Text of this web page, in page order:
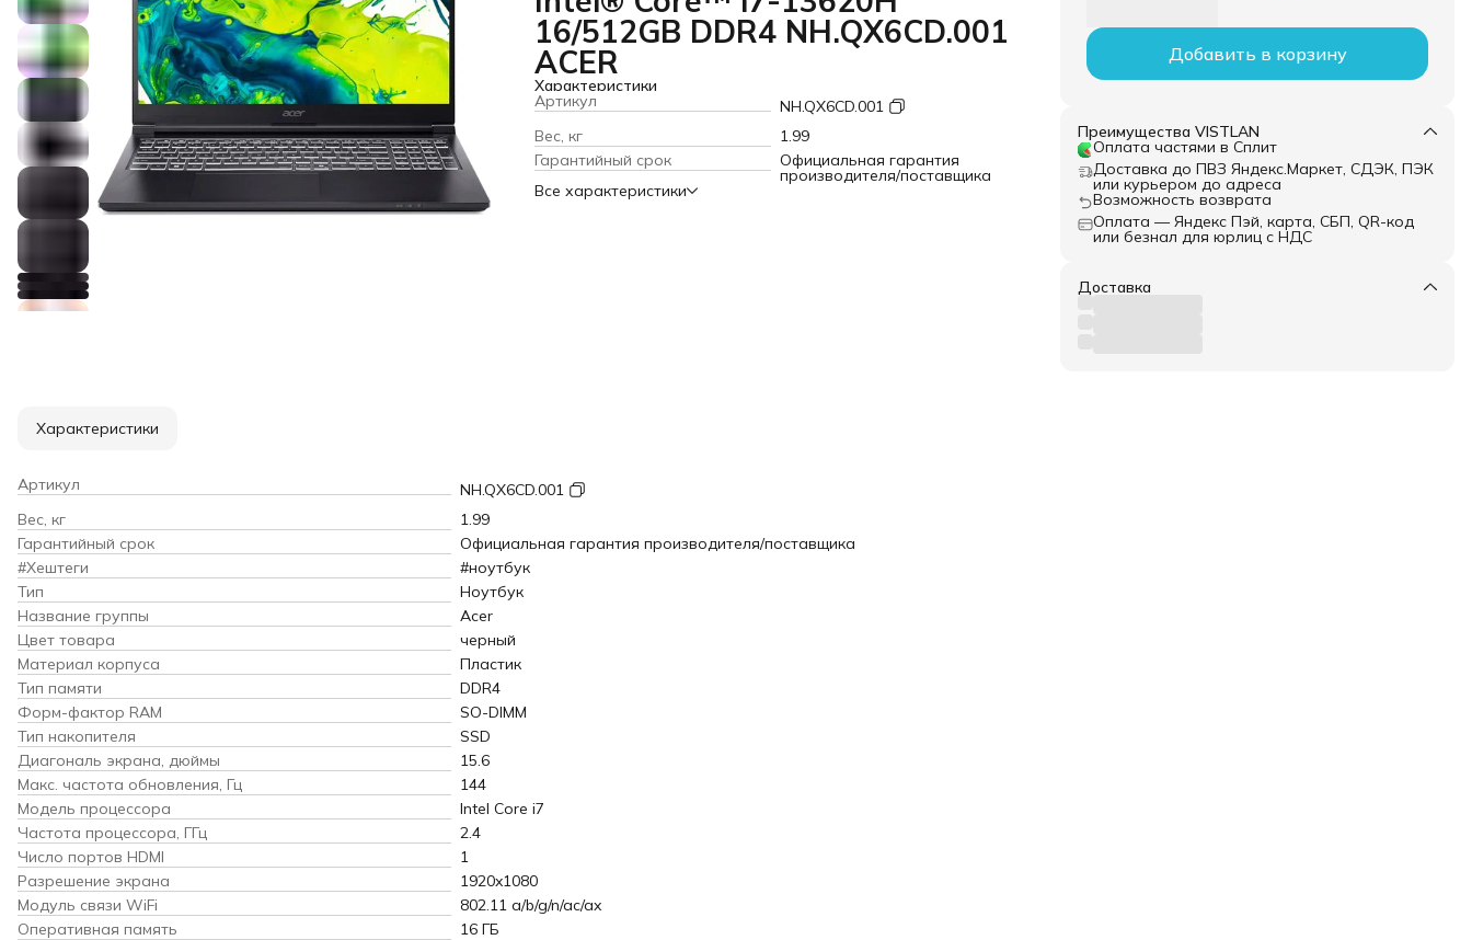
16/512GB DDR4 NH.QX6CD.001
ACER
Характеристики
Артикул
NH.QX6CD.001
Вес, кг
1.99
Гарантийный срок
Официальная гарантия
производителя/поставщика
Все характеристики
Добавить в корзину
Преимущества VISTLAN
Оплата частями в Сплит
Доставка до ПВЗ Яндекс.Маркет, СДЭК, ПЭК
или курьером до адреса
Возможность возврата
Оплата — Яндекс Пэй, карта, СБП, QR-код
или безнал для юрлиц с НДС
Доставка
Характеристики
Артикул
NH.QX6CD.001
Вес, кг
1.99
Гарантийный срок
Официальная гарантия производителя/поставщика
#Хештеги
#ноутбук
Тип
Ноутбук
Название группы
Acer
Цвет товара
черный
Материал корпуса
Пластик
Тип памяти
DDR4
Форм-фактор RAM
SO-DIMM
Тип накопителя
SSD
Диагональ экрана, дюймы
15.6
Макс. частота обновления, Гц
144
Модель процессора
Intel Core i7
Частота процессора, ГГц
2.4
Число портов HDMI
1
Разрешение экрана
1920x1080
Модуль связи WiFi
802.11 a/b/g/n/ac/ax
Оперативная память
16 ГБ